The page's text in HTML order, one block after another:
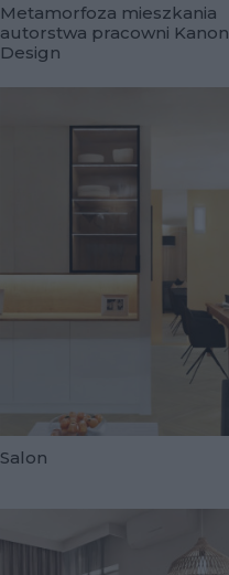
Metamorfoza mieszkania
autorstwa pracowni Kanon
Design
Salon